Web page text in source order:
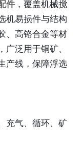
件 ，覆盖机械搅
机易损件与结构
、高铬合金等材
泛用于铜矿、
产线，保障浮选
充气、循环、矿